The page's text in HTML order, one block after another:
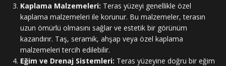
Kaplama Malzemeleri: Teras yüzeyi genellikle özel
kaplama malzemeleri ile korunur. Bu malzemeler, terasın
uzun ömürlü olmasını sağlar ve estetik bir görünüm
kazandırır. Taş, seramik, ahşap veya özel kaplama
malzemeleri tercih edilebilir.
Eğim ve Drenaj Sistemleri: Teras yüzeyine doğru bir eğim